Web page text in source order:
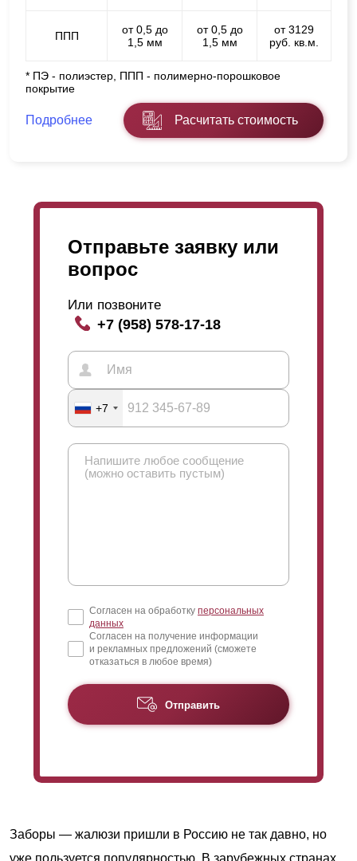
ППП
от 0,5 до
1,5 мм
от 0,5 до
1,5 мм
от 3129
руб. кв.м.
* ПЭ - полиэстер, ППП - полимерно-порошковое
покрытие
Подробнее Расчитать стоимость
Отправьте заявку или
вопрос
Или позвоните
+7 (958) 578-17-18
+7
Согласен на обработку персональных
данных
Согласен на получение информации
и рекламных предложений (сможете
отказаться в любое время)
Отправить
Заборы — жалюзи пришли в Россию не так давно, но
уже пользуется популярностью. В зарубежных странах